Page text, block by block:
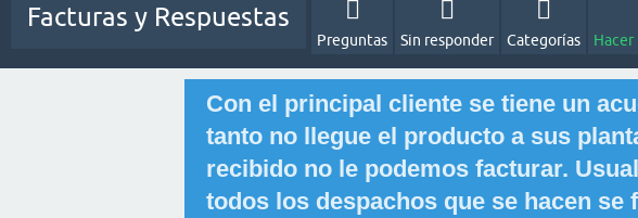
Facturas y Respuestas
Preguntas Sin responder Categorías
Con el principal cliente se tiene un
tanto no llegue el producto a sus
recibido no le podemos facturar.
todos los despachos que se hacen se